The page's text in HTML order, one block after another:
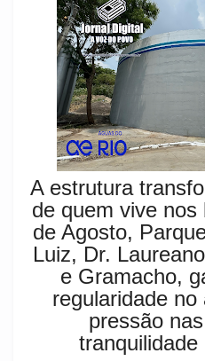
A estrutura
de quem vive
de Agosto,
Luiz, Dr.
e Gramacho,
regularidade
pressão
tranquilidade